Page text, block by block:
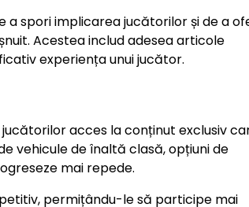
spori implicarea jucătorilor și de a
Acestea includ adesea articole
experiența unui jucător.
acces la conținut exclusiv
vehicule de înaltă clasă, opțiuni de
mai repede.
permițându-le să participe mai